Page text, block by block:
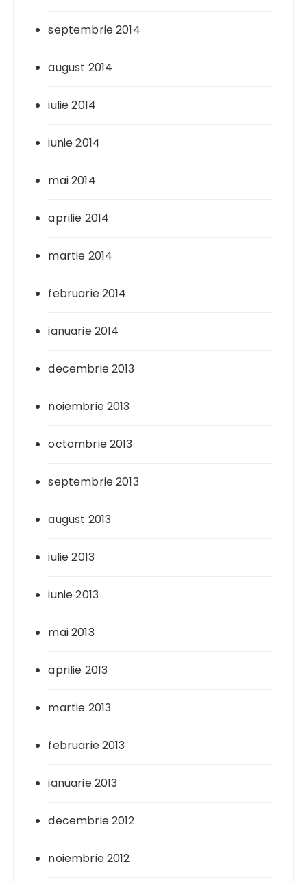
septembrie 2014
august 2014
iulie 2014
iunie 2014
mai 2014
aprilie 2014
martie 2014
februarie 2014
ianuarie 2014
decembrie 2013
noiembrie 2013
octombrie 2013
septembrie 2013
august 2013
iulie 2013
iunie 2013
mai 2013
aprilie 2013
martie 2013
februarie 2013
ianuarie 2013
decembrie 2012
noiembrie 2012